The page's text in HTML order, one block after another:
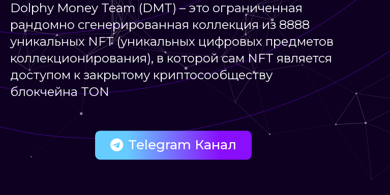
Dolphy Money Team (DMT) – это ограниченная
рандомно сгенерированная коллекция из 8888
уникальных NFT (уникальных цифровых предметов
коллекционирования), в которой сам NFT является
доступом к закрытому криптосообществу
блокчейна TON
Telegram Канал